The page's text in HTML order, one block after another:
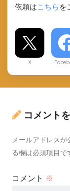
依頼はこちら を
X
コメント
メールアドレスが
る欄は必須項目で
コメント ※